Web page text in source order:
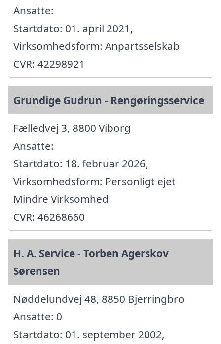
Ansatte:
Startdato: 01. april 2021,
Virksomhedsform: Anpartsselskab
CVR: 42298921
Grundige Gudrun - Rengøringsservice
Fælledvej 3, 8800 Viborg
Ansatte:
Startdato: 18. februar 2026,
Virksomhedsform: Personligt ejet
Mindre Virksomhed
CVR: 46268660
H. A. Service - Torben Agerskov
Sørensen
Nøddelundvej 48, 8850 Bjerringbro
Ansatte: 0
Startdato: 01. september 2002,